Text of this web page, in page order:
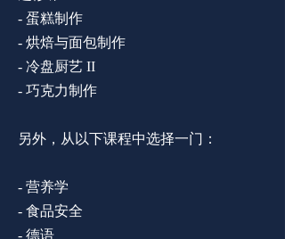
- 蛋糕制作
- 烘焙与面包制作
- 冷盘厨艺 II
- 巧克力制作
另外，从以下课程中选择一门：
- 营养学
- 食品安全
- 德语